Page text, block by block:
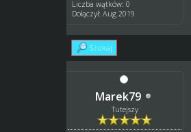
Liczba wątków: 0
Dołączył: Aug 2019
Szukaj
Marek79
Tutejszy